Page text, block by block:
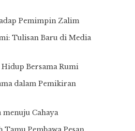
Pemimpin Zalim
Tulisan Baru di Media
Bersama Rumi
dalam Pemikiran
Cahaya